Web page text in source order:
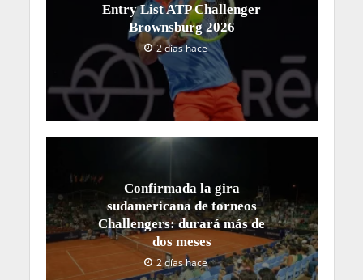
Entry List ATP Challenger
Brownsburg 2026
2 días hace
Confirmada la gira
sudamericana de torneos
Challengers: durará más de
dos meses
2 días hace